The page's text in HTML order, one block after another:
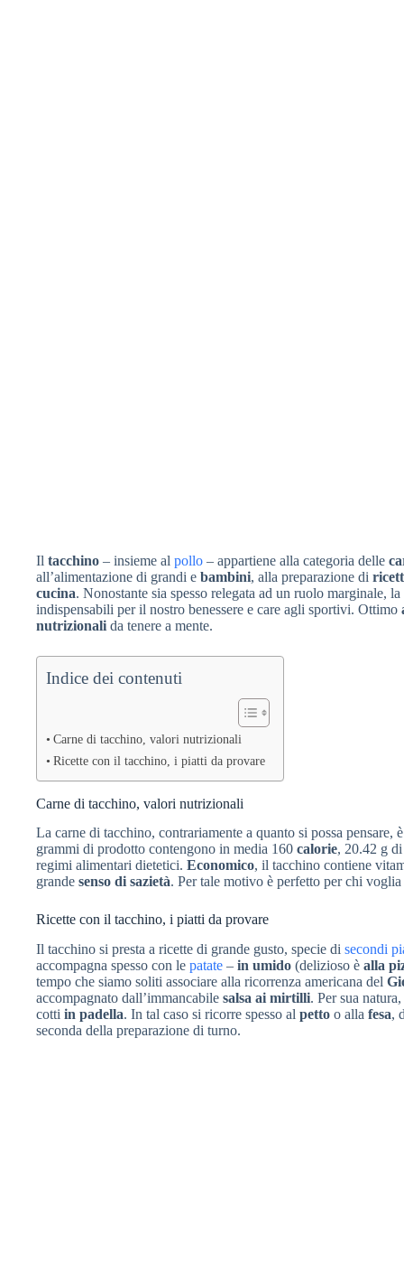
Il tacchino – insieme al pollo – appartiene alla categoria delle
all’alimentazione di grandi e bambini, alla preparazione di
cucina. Nonostante sia spesso relegata ad un ruolo marginale,
indispensabili per il nostro benessere e care agli sportivi. Ottimo
nutrizionali da tenere a mente.
Indice dei contenuti
Carne di tacchino, valori nutrizionali
Ricette con il tacchino, i piatti da provare
Carne di tacchino, valori nutrizionali
La carne di tacchino, contrariamente a quanto si possa pensare,
grammi di prodotto contengono in media 160 calorie, 20.42 g
regimi alimentari dietetici. Economico, il tacchino contiene
grande senso di sazietà. Per tale motivo è perfetto per chi voglia
Ricette con il tacchino, i piatti da provare
Il tacchino si presta a ricette di grande gusto, specie di secondi
accompagna spesso con le patate – in umido (delizioso è alla
tempo che siamo soliti associare alla ricorrenza americana del
accompagnato dall’immancabile salsa ai mirtilli. Per sua
cotti in padella. In tal caso si ricorre spesso al petto o alla fesa,
seconda della preparazione di turno.